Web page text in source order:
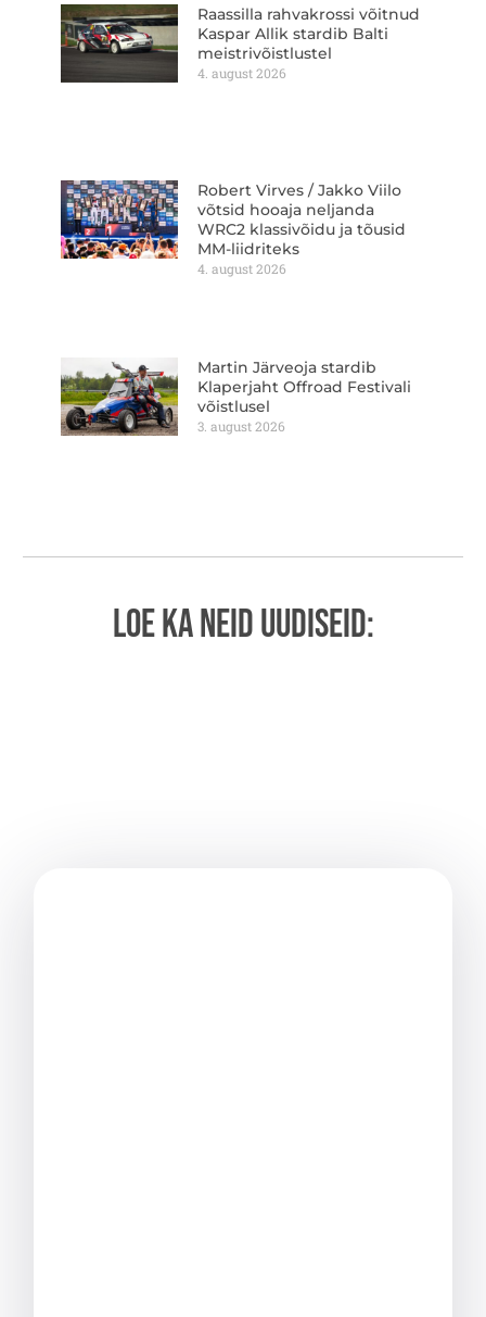
Raassilla rahvakrossi võitnud
Kaspar Allik stardib Balti
meistrivõistlustel
4. august 2026
Robert Virves / Jakko Viilo
võtsid hooaja neljanda
WRC2 klassivõidu ja tõusid
MM-liidriteks
4. august 2026
Martin Järveoja stardib
Klaperjaht Offroad Festivali
võistlusel
3. august 2026
LOE KA NEID UUDISEID: